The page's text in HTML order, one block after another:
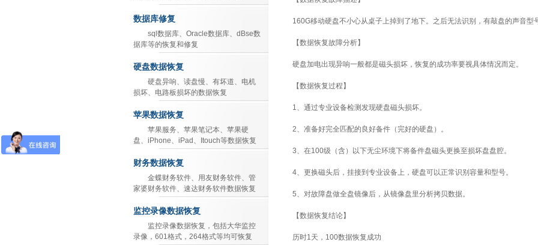
数据库修复
sql数据库、Oracle数据库、dBse数
据库等的恢复和修复
硬盘数据恢复
硬盘异响、读盘慢、有坏道、电机
损坏、电路板损坏的数据恢复
苹果数据恢复
苹果服务、苹果笔记本、苹果硬
盘、iPhone、iPad、Itouch等数据恢复
财务数据恢复
金蝶财务软件、用友财务软件、管
家婆财务软件、速达财务软件数据恢复
监控录像数据恢复
监控录像数据恢复，包括大华监控
录像，601格式，264格式等均可恢复
160G移动硬盘不小心从桌子上掉到了地下。之后无法识别，有敲盘的声音型
【数据恢复故障分析】
硬盘加电出现异响一般都是磁头损坏，恢复的成功率要视具体情况而定。
【数据恢复过程】
1、通过专业设备检测发现硬盘磁头损坏。
2、准备好完全匹配的良好备件（完好的硬盘）。
3、在100级（含）以下无尘环境下将备件盘磁头更换至损坏盘盘腔。
4、更换磁头后，挂接到专业设备上，硬盘可以正常识别容量和型号。
5、对故障盘做全盘镜像后，从镜像盘里分析拷贝数据。
【数据恢复结论】
历时1天，100数据恢复成功